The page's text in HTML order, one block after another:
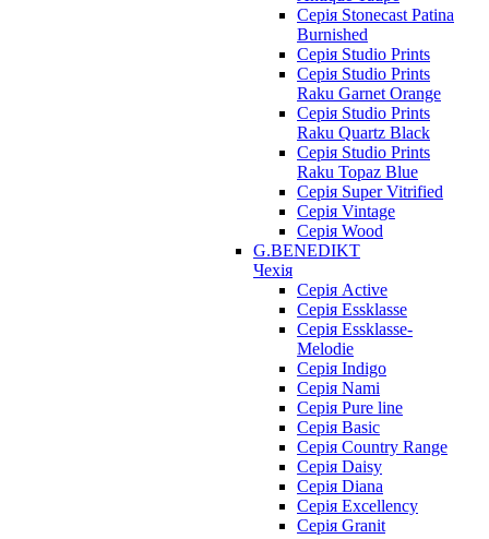
Серія Stonecast Patina
Burnished
Серія Studio Prints
Серія Studio Prints
Raku Garnet Orange
Серія Studio Prints
Raku Quartz Black
Серія Studio Prints
Raku Topaz Blue
Серія Super Vitrified
Серія Vintage
Серія Wood
G.BENEDIKT
Чехія
Cерія Active
Cерія Essklasse
Cерія Essklasse-
Melodie
Cерія Indigo
Cерія Nami
Cерія Pure line
Серія Basic
Серія Country Range
Серія Daisy
Серія Diana
Серія Excellency
Серія Granit